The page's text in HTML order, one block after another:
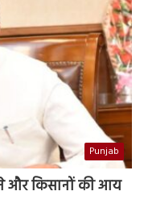
Punjab
और किसानों की आय